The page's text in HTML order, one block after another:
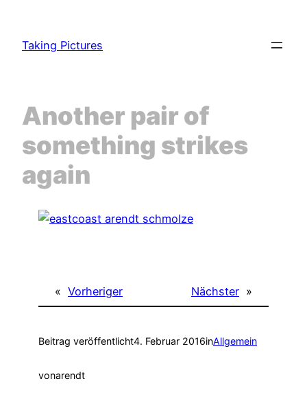
springen
Taking Pictures
Another pair of
something strikes
again
« Vorheriger Nächster »
Beitrag veröffentlicht4. Februar 2016inAllgemein
vonarendt